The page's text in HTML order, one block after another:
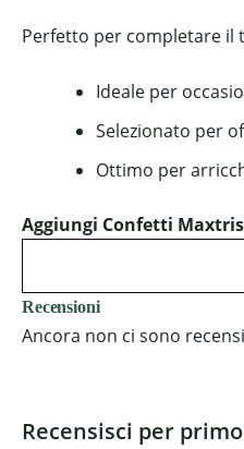
Perfetto per completare il
Ideale per
Selezionato per
Ottimo per
Aggiungi Confetti
Recensioni
Ancora non ci sono
Recensisci per